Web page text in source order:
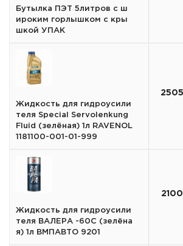
Бутылка ПЭТ 5литров с ш
ироким горлышком с кры
шкой УПАК
Жидкость для гидроусили
теля Special Servolenkung
Fluid (зелёная) 1л RAVENOL
1181100-001-01-999
Жидкость для гидроусили
теля ВАЛЕРА -60С (зелёна
я) 1л ВМПАВТО 9201